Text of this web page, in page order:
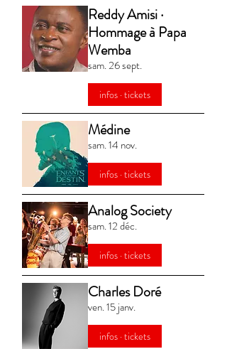
Reddy Amisi ·
Hommage à Papa
Wemba
sam. 26 sept.
infos · tickets
Médine
sam. 14 nov.
infos · tickets
Analog Society
sam. 12 déc.
infos · tickets
Charles Doré
ven. 15 janv.
infos · tickets